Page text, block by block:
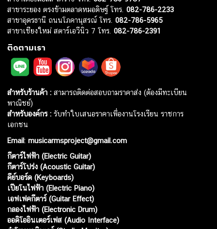
สาขาระยอง ตรงข้ามตลาดหมอดิษฐ์ โทร. 082-786-2233
สาขาอุดรธานี ถนนโภคานุสรณ์ โทร. 082-786-5965
สาขาเชียงใหม่ สตาร์เอวีนิว 7 โทร. 082-786-2391
ติดตามเรา
สำหรับร้านค้า : สามารถติดต่อสอบถามราคาส่ง (ต้องมีทะเบียน
พาณิชย์)
สำหรับองค์กร : รับทำใบเสนอราคาเพื่องานโรงเรียน ราชการ
เอกชน
Email: musicarmsproject@gmail.com
กีตาร์ไฟฟ้า (Electric Guitar)
กีตาร์โปร่ง (Acoustic Guitar)
คีย์บอร์ด (Keyboards)
เปียโนไฟฟ้า (Electric Piano)
เอฟเฟคกีตาร์ (Guitar Effect)
กลองไฟฟ้า (Electronic Drum)
ออดิโออินเตอร์เฟส (Audio Interface)